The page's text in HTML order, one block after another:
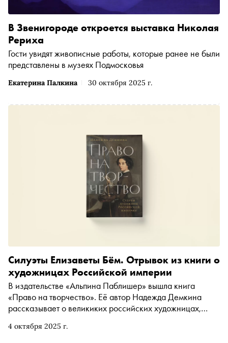
Екатерина Палкина 30 октября 2025 г.
В Звенигороде откроется выставка Николая
Рериха
Гости увидят живописные работы, которые ранее не были
представлены в музеях Подмосковья
4 октября 2025 г.
Силуэты Елизаветы Бём. Отрывок из книги о
художницах Российской империи
В издательстве «Альпина Паблишер» вышла книга
«Право на творчество». Её автор Надежда Демкина
рассказывает о великиких российских художницах,
мужчинам, но не стали настолько же известными. В